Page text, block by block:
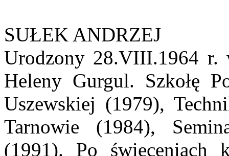
SUŁEK ANDRZEJ
Urodzony 28.VIII.1964 r.
Heleny Gurgul. Szkołę
Uszewskiej (1979),
Tarnowie (1984),
(1991). Po święceniach